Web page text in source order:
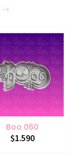
Boo 060
$1.590